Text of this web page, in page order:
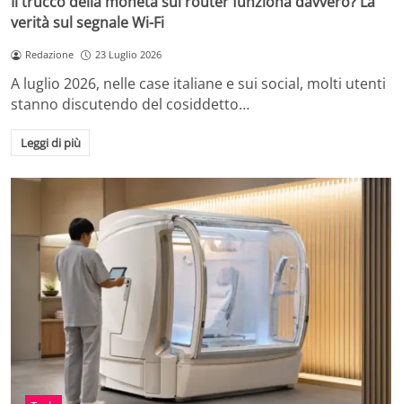
verità sul segnale Wi-Fi
Redazione 23 Luglio 2026
A luglio 2026, nelle case italiane e sui social, molti utenti
stanno discutendo del cosiddetto…
Leggi di più